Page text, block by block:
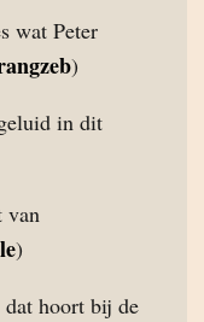
wat Peter
)
in dit
van
)
hoort bij de